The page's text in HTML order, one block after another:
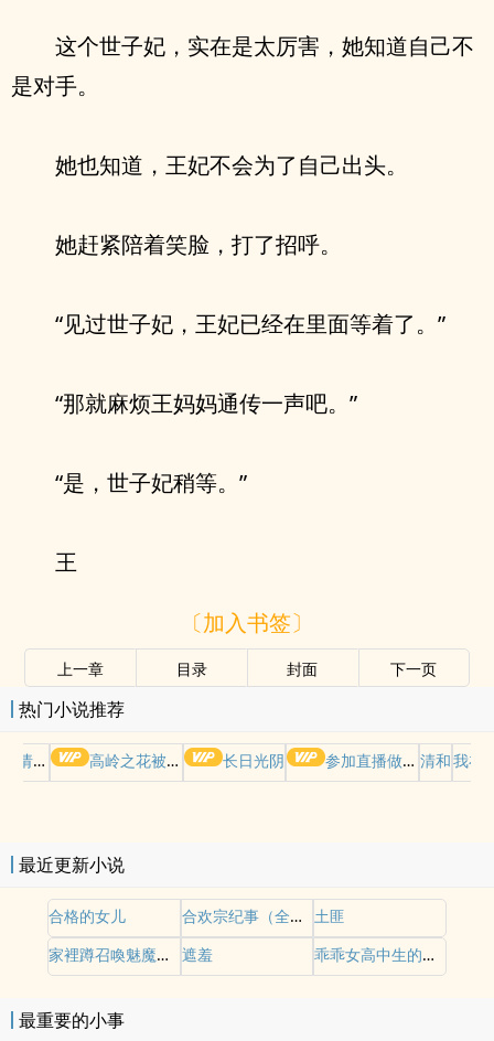
这个世子妃，实在是太厉害，她知道自己不
是对手。
她也知道，王妃不会为了自己出头。
她赶紧陪着笑脸，打了招呼。
“见过世子妃，王妃已经在里面等着了。”
“那就麻烦王妈妈通传一声吧。”
“是，世子妃稍等。”
王
〔加入书签〕
上一章 目录 封面 下一页
热门小说推荐
摆好 高岭之花被权贵轮了后 长日光阴 参加直播做爱综艺后我火了(NPH) 清和我在
最近更新小说
合格的女儿 合欢宗纪事（全性向np）
土匪
家裡蹲召喚魅魔意想不到把媽媽召喚出來了
遮羞 乖乖女高中生的蜜穴开发日记
最重要的小事